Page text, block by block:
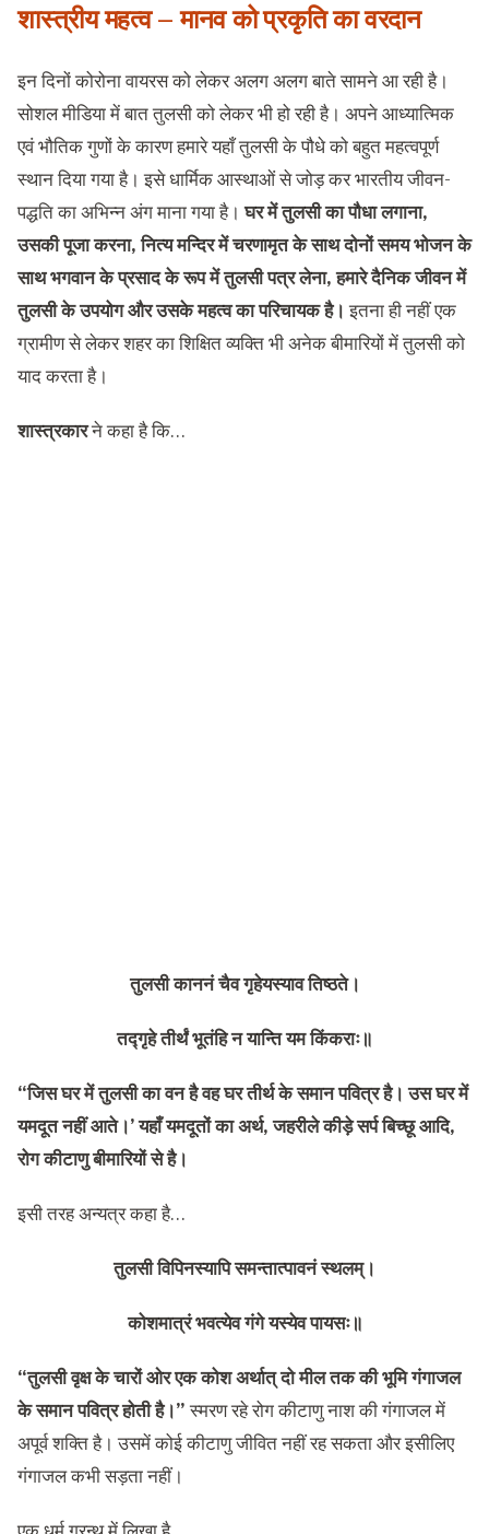
शास्त्रीय महत्व – मानव को प्रकृति का वरदान
इन दिनों कोरोना वायरस को लेकर अलग अलग बाते सामने आ रही है।
सोशल मीडिया में बात तुलसी को लेकर भी हो रही है। अपने आध्यात्मिक
एवं भौतिक गुणों के कारण हमारे यहाँ तुलसी के पौधे को बहुत महत्वपूर्ण
स्थान दिया गया है। इसे धार्मिक आस्थाओं से जोड़ कर भारतीय जीवन-
पद्धति का अभिन्न अंग माना गया है।घर में तुलसी का पौधा लगाना,
उसकी पूजा करना, नित्य मन्दिर में चरणामृत के साथ दोनों समय भोजन के
साथ भगवान के प्रसाद के रूप में तुलसी पत्र लेना, हमारे दैनिक जीवन में
तुलसी के उपयोग और उसके महत्व का परिचायक है। इतना ही नहीं एक
ग्रामीण से लेकर शहर का शिक्षित व्यक्ति भी अनेक बीमारियों में तुलसी को
याद करता है।
शास्त्रकारने कहा है कि…
तुलसी काननं चैव गृहेयस्याव तिष्ठते।
तद्गृहे तीर्थं भूतंहि न यान्ति यम किंकराः॥
“जिस घर में तुलसी का वन है वह घर तीर्थ के समान पवित्र है। उस घर में
यमदूत नहीं आते।’ यहाँ यमदूतों का अर्थ, जहरीले कीड़े सर्प बिच्छू आदि,
रोग कीटाणु बीमारियों से है।
इसी तरह अन्यत्र कहा है…
तुलसी विपिनस्यापि समन्तात्पावनं स्थलम्।
कोशमात्रं भवत्येव गंगे यस्येव पायसः॥
“तुलसी वृक्ष के चारों ओर एक कोश अर्थात् दो मील तक की भूमि गंगाजल
के समान पवित्र होती है।”स्मरण रहे रोग कीटाणु नाश की गंगाजल में
अपूर्व शक्ति है। उसमें कोई कीटाणु जीवित नहीं रह सकता और इसीलिए
गंगाजल कभी सड़ता नहीं।